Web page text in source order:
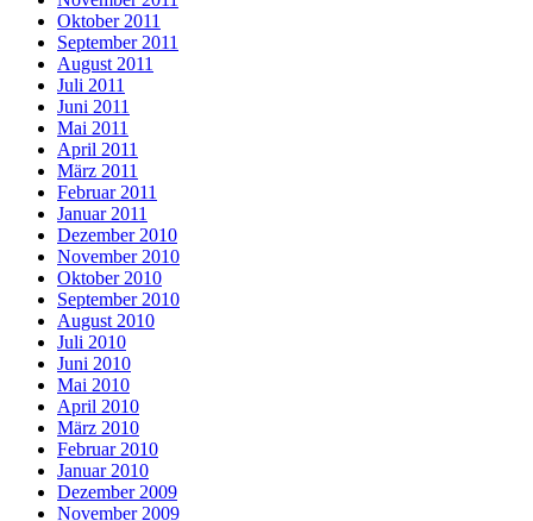
Oktober 2011
September 2011
August 2011
Juli 2011
Juni 2011
Mai 2011
April 2011
März 2011
Februar 2011
Januar 2011
Dezember 2010
November 2010
Oktober 2010
September 2010
August 2010
Juli 2010
Juni 2010
Mai 2010
April 2010
März 2010
Februar 2010
Januar 2010
Dezember 2009
November 2009